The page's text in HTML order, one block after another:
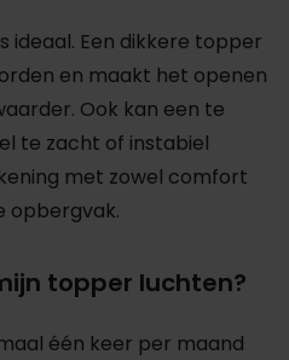
ideaal. Een dikkere topper
en maakt het openen
Ook kan een te
te zacht of instabiel
met zowel comfort
opbergvak.
topper luchten?
één keer per maand